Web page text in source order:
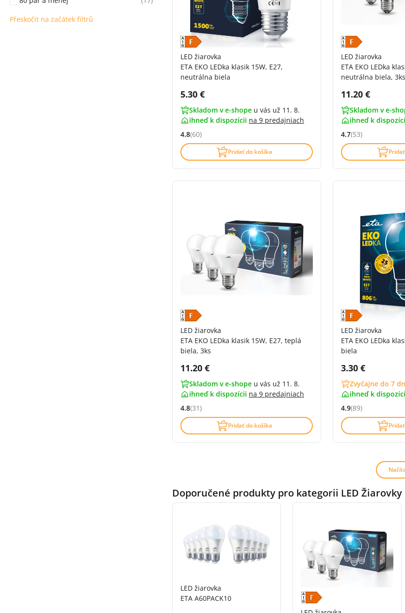
LED žiarovka
ETA EKO LEDka klasik 15W, E27,
neutrálna biela
Cena s DPH:
5.30 €
Skladom v e-shope u vás už 11. 8.
ihneď k dispozícii na 9 predajniach
Hodnocení: 4.8 z 5 (60 recenzí)
4.8(60)
Pridať do košíka
LED žiarovka
ETA EKO LEDka
neutrálna biela, 3ks
Cena s DPH:
11.20 €
Skladom v e-
ihneď k
Hodnocení: 4.7 z 5
4.7(53)
LED žiarovka
ETA EKO LEDka klasik 15W, E27, teplá
biela, 3ks
Cena s DPH:
11.20 €
Skladom v e-shope u vás už 11. 8.
ihneď k dispozícii na 9 predajniach
Hodnocení: 4.8 z 5 (31 recenzí)
4.8(31)
Pridať do košíka
LED žiarovka
ETA EKO LEDka
biela
Cena s DPH:
3.30 €
Zvyčajne do 7
ihneď k
Hodnocení: 4.9 z 5
4.9(89)
Doporučené produkty pro kategorii LED Žiarovky
LED žiarovka
ETA A60PACK10
Přeskočit na začátek filtrů